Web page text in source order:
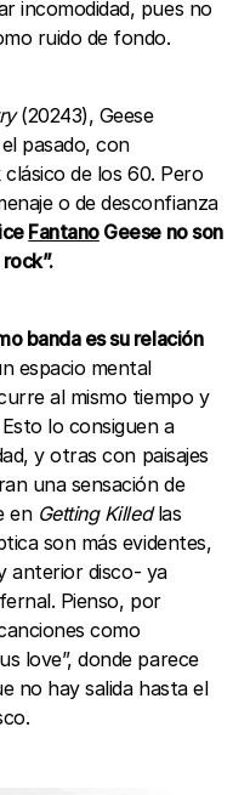
incomodidad, pues no
ruido de fondo.
(20243), Geese
pasado, con
de los 60. Pero
o de desconfianza
FantanoGeese no son
banda es su relación
espacio mental
al mismo tiempo y
lo consiguen a
y otras con paisajes
una sensación de
en Getting Killedlas
son más evidentes,
anterior disco- ya
Pienso, por
como
love”, donde parece
no hay salida hasta el